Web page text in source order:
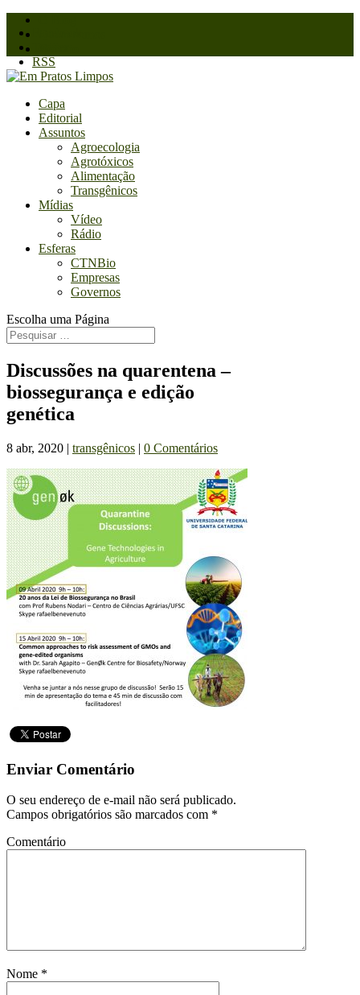
RSS
Capa
Editorial
Assuntos
Agroecologia
Agrotóxicos
Alimentação
Transgênicos
Mídias
Vídeo
Rádio
Esferas
CTNBio
Empresas
Governos
Escolha uma Página
Discussões na quarentena –
biossegurança e edição
genética
8 abr, 2020 | transgênicos | 0 Comentários
Enviar Comentário
O seu endereço de e-mail não será publicado.
Campos obrigatórios são marcados com *
Comentário
Nome *